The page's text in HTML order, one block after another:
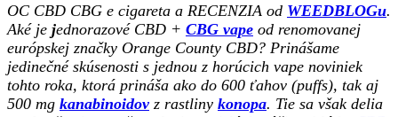
OC CBD CBG e cigareta a RECENZIA od WEEDBLOGu.
Aké je jednorazové CBD + CBG vape od renomovanej
európskej značky Orange County CBD? Prinášame
jedinečné skúsenosti s jednou z horúcich vape noviniek
tohto roka, ktorá prináša ako do 600 ťahov (puffs), tak aj
500 mg kanabinoidov z rastliny konopa. Tie sa však delia